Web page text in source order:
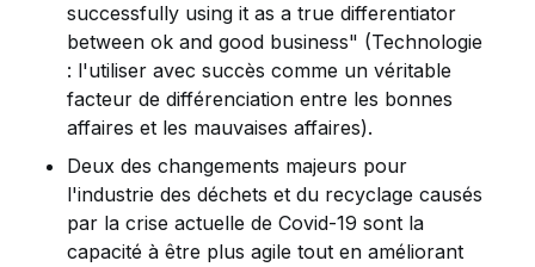
successfully using it as a true differentiator
between ok and good business" (Technologie
: l'utiliser avec succès comme un véritable
facteur de différenciation entre les bonnes
affaires et les mauvaises affaires).
Deux des changements majeurs pour
l'industrie des déchets et du recyclage causés
par la crise actuelle de Covid-19 sont la
capacité à être plus agile tout en améliorant